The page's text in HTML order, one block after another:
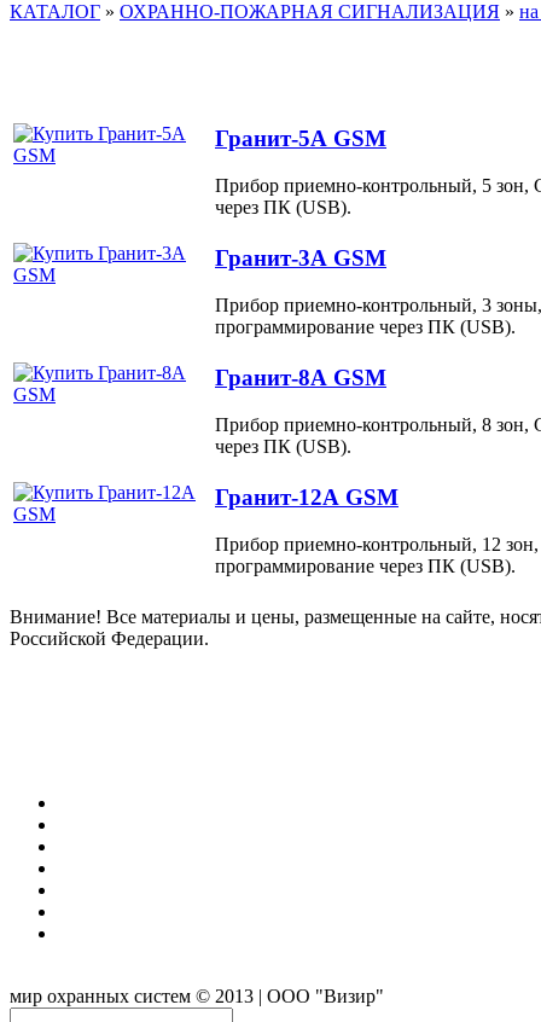
КАТАЛОГ » ОХРАННО-ПОЖАРНАЯ СИГНАЛИЗАЦИЯ »
Гранит-5А GSM
Прибор приемно-контрольный, 5 зон,
через ПК (USB).
Гранит-3А GSM
Прибор приемно-контрольный, 3
программирование через ПК (USB).
Гранит-8А GSM
Прибор приемно-контрольный, 8 зон,
через ПК (USB).
Гранит-12А GSM
Прибор приемно-контрольный, 12
программирование через ПК (USB).
Внимание! Все материалы и цены, размещенные на сайте,
Российской Федерации.
мир охранных систем © 2013 | ООО "Визир"